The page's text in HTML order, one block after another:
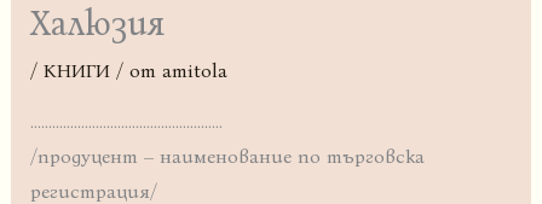
Халюзия
/ КНИГИ/ от amitola
……………………………………………..
/продуцент – наименование по търговска
регистрация/